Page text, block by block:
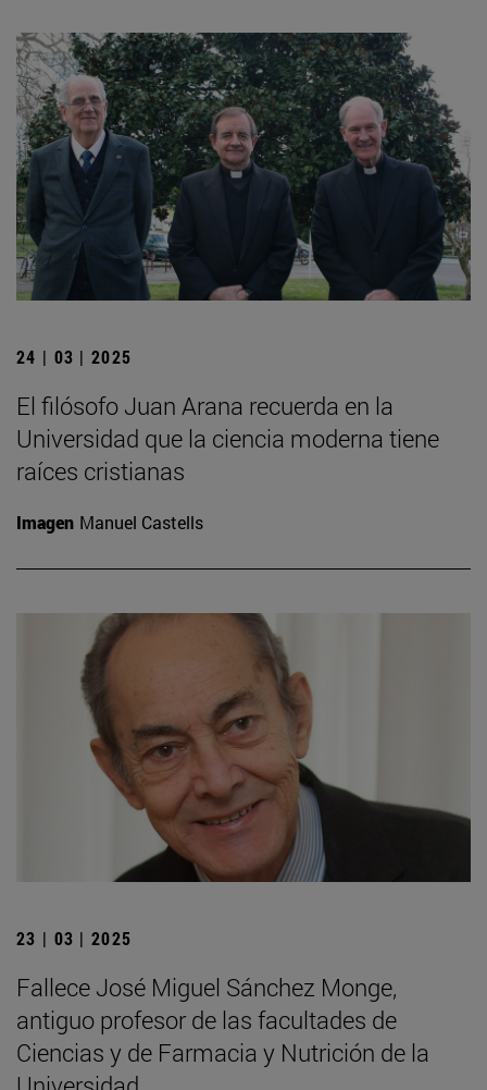
24 | 03 | 2025
El filósofo Juan Arana recuerda en la
Universidad que la ciencia moderna tiene
raíces cristianas
Imagen Manuel Castells
23 | 03 | 2025
Fallece José Miguel Sánchez Monge,
antiguo profesor de las facultades de
Ciencias y de Farmacia y Nutrición de la